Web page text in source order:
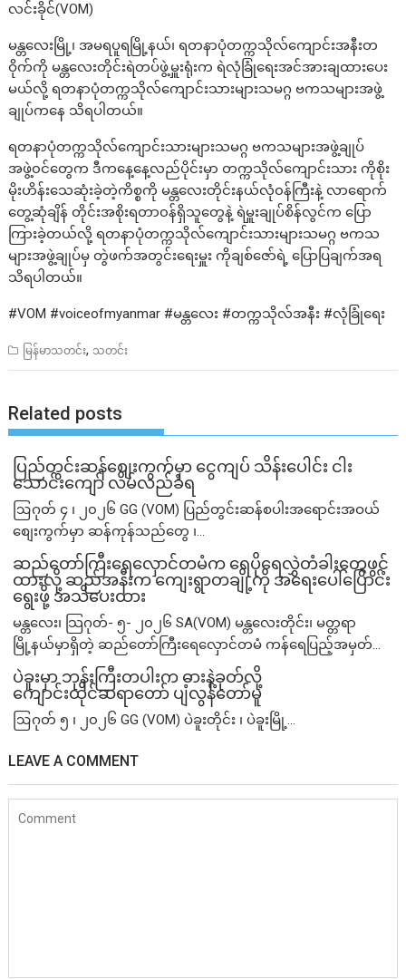
လင်းခိုင်(VOM)
မန္တလေးမြို့၊ အမရပူရမြို့နယ်၊ ရတနာပုံတက္ကသိုလ်ကျောင်းအနီးတ
ဝိုက်ကို မန္တလေးတိုင်းရဲတပ်ဖွဲ့မှူးရုံးက ရဲလုံခြုံရေးအင်အားချထားပေး
မယ်လို့ ရတနာပုံတက္ကသိုလ်ကျောင်းသားများသမဂ္ဂ ဗကသများအဖွဲ့
ချုပ်ကနေ သိရပါတယ်။
ရတနာပုံတက္ကသိုလ်ကျောင်းသားများသမဂ္ဂ ဗကသများအဖွဲ့ချုပ်
အဖွဲ့၀င်တွေက ဒီကနေ့နေ့လည်ပိုင်းမှာ တက္ကသိုလ်ကျောင်းသား ကိုစိုး
မိုးဟိန်းသေဆုံးခဲ့တဲ့ကိစ္စကို မန္တလေးတိုင်းနယ်လုံ၀န်ကြီးနဲ့ လာရောက်
တွေ့ဆုံချိန် တိုင်းအစိုးရတာ၀န်ရှိသူတွေနဲ့ ရဲမှူးချုပ်စိန်လွင်က ပြော
ကြားခဲ့တယ်လို့ ရတနာပုံတက္ကသိုလ်ကျောင်းသားများသမဂ္ဂ ဗကသ
များအဖွဲ့ချုပ်မှ တွဲဖက်အတွင်းရေးမှူး ကိုချစ်ဇော်ရဲ့ ပြောပြချက်အရ
သိရပါတယ်။
#VOM #voiceofmyanmar #မန္တလေး #တက္ကသိုလ်အနီး #လုံခြုံရေး
မြန်မာသတင်း, သတင်း
Related posts
ပြည်တွင်းဆန်စျေးကွက်မှာ ငွေကျပ် သိန်းပေါင်း ငါး​
သောင်းကျော် လိမ်လည်ခံရ
ဩဂုတ် ၄ ၊ ၂၀၂၆ GG (VOM) ပြည်တွင်းဆန်စပါးအရောင်းအဝယ်
စျေးကွက်မှာ ဆန်ကုန်သည်တွေ ၊...
ဆည်တော်ကြီးရေလှောင်တမံက ရေပိုရေလွှဲတံခါးတွေဖွင့်
ထားလို့ ဆည်အနီးက ကျေးရွာတချို့ကို အရေးပေါ်ပြောင်း
ရွေးဖို့ အသိပေးထား
မန္တလေး၊ သြဂုတ်- ၅- ၂၀၂၆ SA(VOM) မန္တလေးတိုင်း၊ မတ္တရာ
မြို့နယ်မှာရှိတဲ့ ဆည်တော်ကြီးရေလှောင်တမံ ကန်ရေပြည့်အမှတ်...
ပဲခူးမှာ ဘုန်းကြီးတပါးက ဓားနဲ့ခုတ်လို့
ကျောင်းထိုင်ဆရာတော် ပျံလွန်တော်မူ
ဩဂုတ် ၅ ၊ ၂၀၂၆ GG (VOM) ပဲခူးတိုင်း ၊ ပဲခူးမြို့...
LEAVE A COMMENT